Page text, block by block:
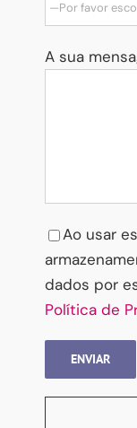
A sua
Ao usar
dados por
Política de